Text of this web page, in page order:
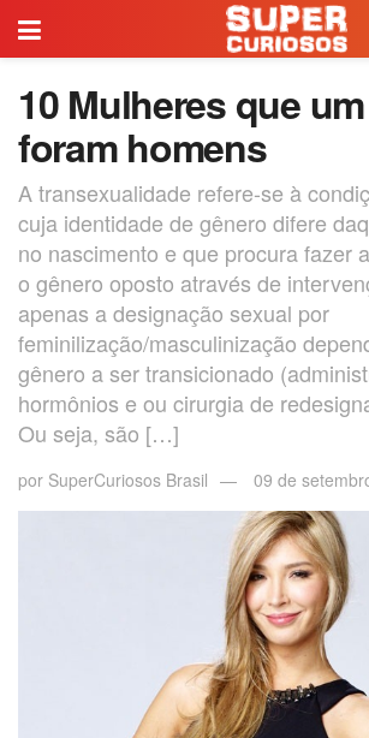
10 Mulheres que
foram homens
A transexualidade refere-se à
cuja identidade de gênero difere
no nascimento e que procura fazer
o gênero oposto através de
apenas a designação sexual por
feminilização/masculinização
gênero a ser transicionado
hormônios e ou cirurgia de
Ou seja, são […]
por SuperCuriosos Brasil 09 de